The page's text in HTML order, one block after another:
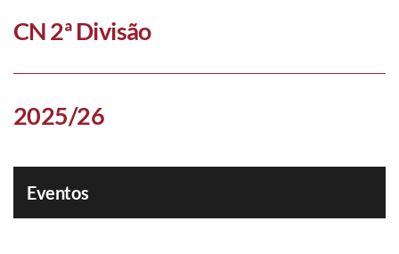
CN 2ª Divisão
2025/26
Eventos